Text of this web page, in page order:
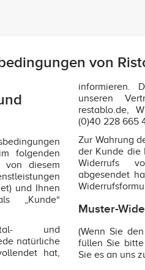
von
folgenden
von diesem
und Ihnen
„Kunde“
und
natürliche
hat,
informieren.
unseren
restablo.de,
(0)40 228 665
Zur Wahrung
der Kunde die
Widerrufs
abgesendet
Muster-
(Wenn Sie
füllen Sie bitte
Sie es an uns